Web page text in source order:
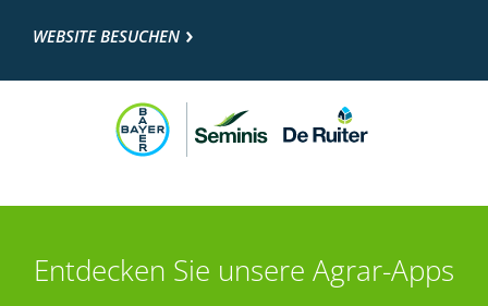
WEBSITE BESUCHEN
Entdecken Sie unsere Agrar-Apps